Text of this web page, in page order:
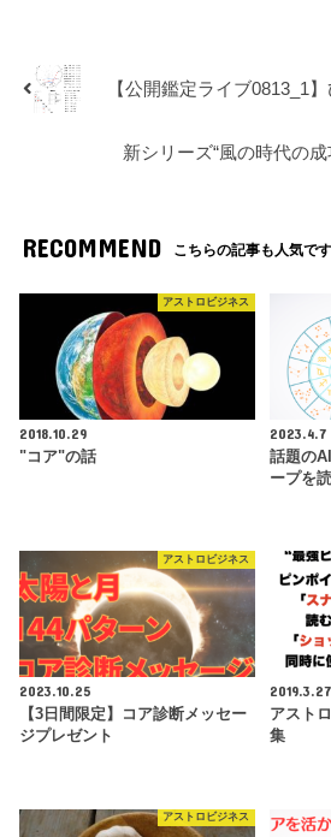
【公開鑑定ライブ0813_1
新シリーズ“風の時代の成
RECOMMEND こちらの記事も人気です
アストロビジネス
2018.10.29
"コア"の話
2023.4.7
話題の
ープを
アストロビジネス
2023.10.25
【3日間限定】コア診断メッセー
ジプレゼント
2019.3.27
アスト
集
アストロビジネス